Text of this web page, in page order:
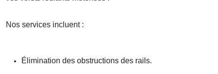
Nos services incluent :
Élimination des obstructions des rails.